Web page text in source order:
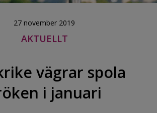
27 november 2019
AKTUELLT
vägrar spola
i januari